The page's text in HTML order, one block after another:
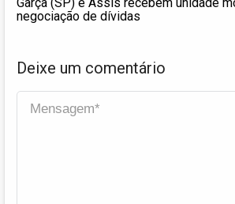
negociação de dívidas
Deixe um comentário